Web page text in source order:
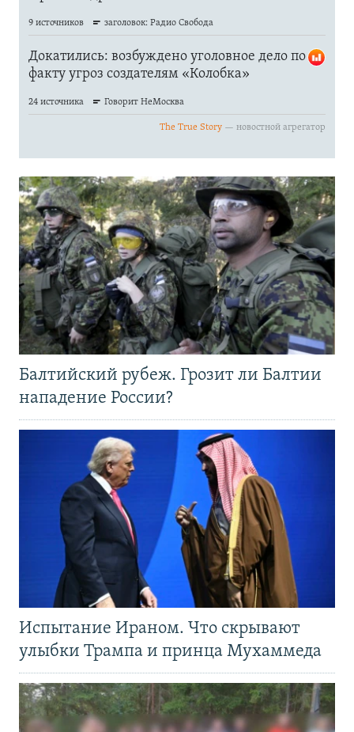
Балтийский рубеж. Грозит ли Балтии
нападение России?
Испытание Ираном. Что скрывают
улыбки Трампа и принца Мухаммеда